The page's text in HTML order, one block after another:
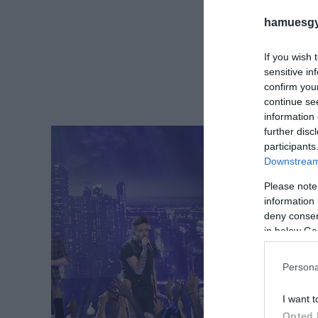
If you wish
sensitive
confirm
continue
information
further
Please
information
deny
in below
I want
Opted